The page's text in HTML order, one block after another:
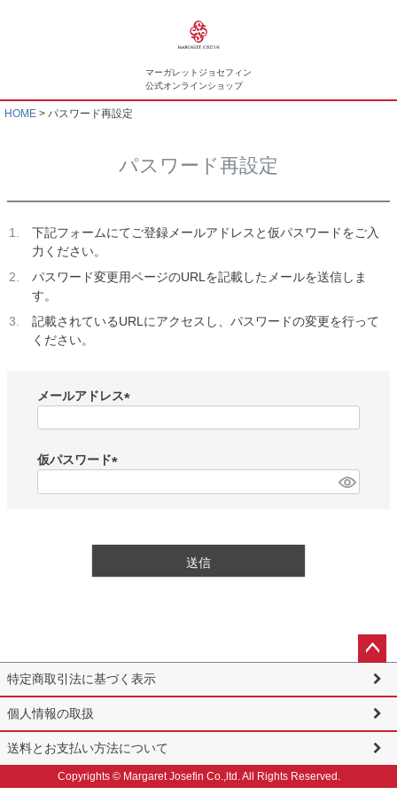
マーガレットジョセフィン
公式オンラインショップ
HOME パスワード再設定
パスワード再設定
下記フォームにてご登録メールアドレスと仮パスワードをご入
力ください。
パスワード変更用ページのURLを記載したメールを送信しま
す。
記載されているURLにアクセスし、パスワードの変更を行って
ください。
メールアドレス
)
仮パスワード
送信
ペー
ップ
へ
特定商取引法に基づく表示
個人情報の取扱
送料とお支払い方法について
Copyrights © Margaret Josefin Co.,ltd. All Rights Reserved.